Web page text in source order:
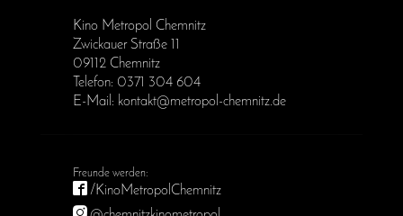
Kino Metropol Chemnitz
Zwickauer Straße 11
09112 Chemnitz
Telefon: 0371 304 604
E-Mail: kontakt@metropol-chemnitz.de
/KinoMetropolChemnitz